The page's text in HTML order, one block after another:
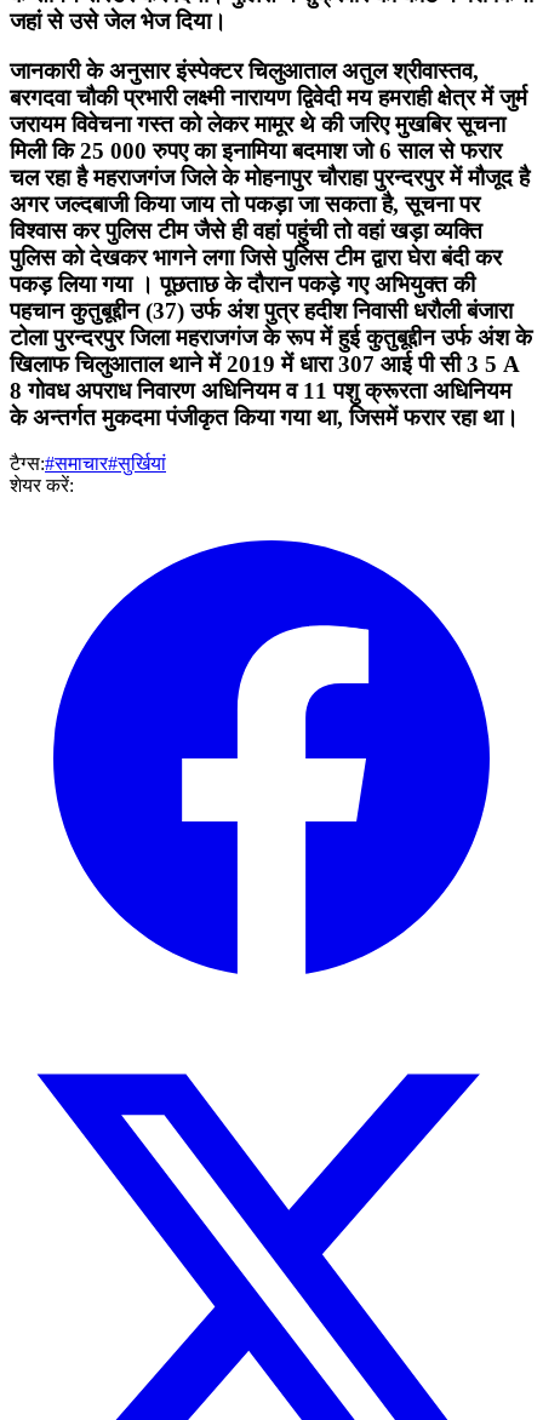
जहां से उसे जेल भेज दिया।
जानकारी के अनुसार इंस्पेक्टर चिलुआताल अतुल श्रीवास्तव,
बरगदवा चौकी प्रभारी लक्ष्मी नारायण द्विवेदी मय हमराही क्षेत्र में जुर्म
जरायम विवेचना गस्त को लेकर मामूर थे की जरिए मुखबिर सूचना
मिली कि 25 000 रुपए का इनामिया बदमाश जो 6 साल से फरार
चल रहा है महराजगंज जिले के मोहनापुर चौराहा पुरन्दरपुर में मौजूद है
अगर जल्दबाजी किया जाय तो पकड़ा जा सकता है, सूचना पर
विश्वास कर पुलिस टीम जैसे ही वहां पहुंची तो वहां खड़ा व्यक्ति
पुलिस को देखकर भागने लगा जिसे पुलिस टीम द्वारा घेरा बंदी कर
पकड़ लिया गया । पूछताछ के दौरान पकड़े गए अभियुक्त की
पहचान कुतुबूद्दीन (37) उर्फ अंश पुत्र हदीश निवासी धरौली बंजारा
टोला पुरन्दरपुर जिला महराजगंज के रूप में हुई कुतुबूद्दीन उर्फ अंश के
खिलाफ चिलुआताल थाने में 2019 में धारा 307 आई पी सी 3 5 A
8 गोवध अपराध निवारण अधिनियम व 11 पशु क्रूरता अधिनियम
के अन्तर्गत मुकदमा पंजीकृत किया गया था, जिसमें फरार रहा था।
टैग्स:#समाचार#सुर्खियां
शेयर करें: